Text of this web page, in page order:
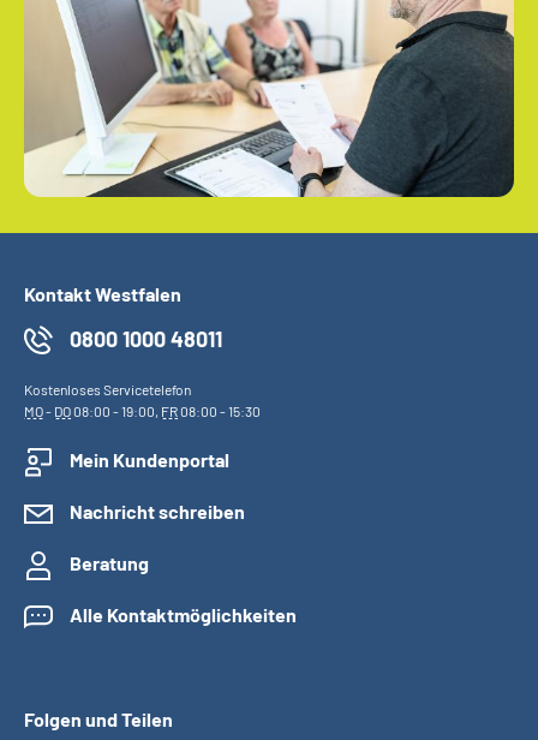
Kontakt Westfalen
0800 1000 48011
Kostenloses Servicetelefon
MO- DO08:00 - 19:00, FR08:00 - 15:30
Mein Kundenportal
Nachricht schreiben
Beratung
Alle Kontaktmöglichkeiten
Folgen und Teilen